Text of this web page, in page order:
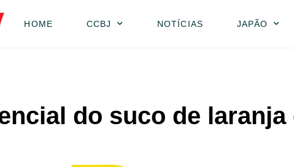
HOME CCBJ NOTÍCIAS JAPÃO
do suco de